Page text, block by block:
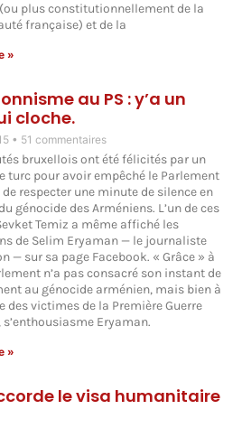
plus constitutionnellement de la
française) et de la
»
au PS : y’a un
cloche.
51 commentaires
bruxellois ont été félicités par un
turc pour avoir empêché le Parlement
respecter une minute de silence en
génocide des Arméniens. L’un de ces
Temiz a même affiché les
de Selim Eryaman — le journaliste
— sur sa page Facebook. « Grâce » à
n’a pas consacré son instant de
au génocide arménien, mais bien à
des victimes de la Première Guerre
Eryaman.
»
le visa humanitaire